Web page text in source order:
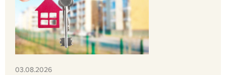
03.08.2026